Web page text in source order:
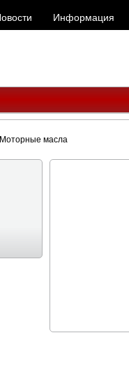
Информация
Моторные масла